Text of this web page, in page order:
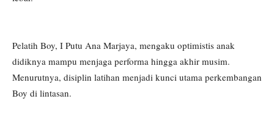
Pelatih Boy, I Putu Ana Marjaya, mengaku optimistis anak
didiknya mampu menjaga performa hingga akhir musim.
Menurutnya, disiplin latihan menjadi kunci utama perkembangan
Boy di lintasan.